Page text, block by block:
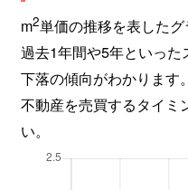
m2単価の推移を表したグ
過去1年間や5年といった
下落の傾向がわかります。
不動産を売買するタイミ
い。